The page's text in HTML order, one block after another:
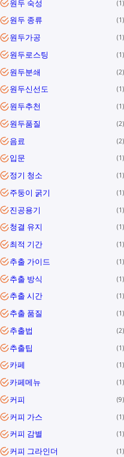
원두 숙성 1
원두 종류 1
원두가공 1
원두로스팅 1
원두분쇄 2
원두신선도 1
원두추천 1
원두품질 2
음료 2
입문 1
정기 청소 1
주둥이 굵기 1
진공용기 1
청결 유지 1
최적 기간 1
추출 가이드 1
추출 방식 1
추출 시간 1
추출 품질 1
추출법 2
추출팁 1
카페 1
카페메뉴 1
커피 9
커피 가스 1
커피 감별 1
커피 그라인더 1